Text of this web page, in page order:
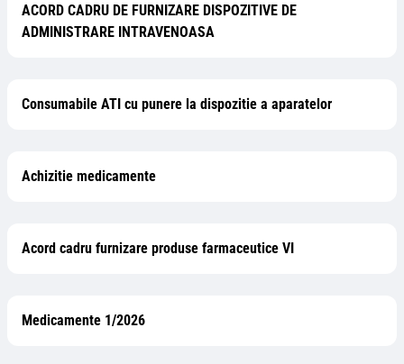
ACORD CADRU DE FURNIZARE DISPOZITIVE DE
ADMINISTRARE INTRAVENOASA
Consumabile ATI cu punere la dispozitie a aparatelor
Achizitie medicamente
Acord cadru furnizare produse farmaceutice VI
Medicamente 1/2026